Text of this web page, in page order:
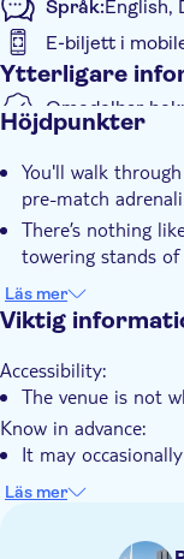
Språk:English,
E-biljett i
Ytterligare
Omedelbar
Elektronisk
Höjdpunkter
You'll walk
pre-match
There’s nothing
towering stands
You’ll sit in the
like the pros
legends have
Läs mer
Viktig
Accessibility:
The venue is not
Know in advance:
It may
discount in the Fan
Läs mer